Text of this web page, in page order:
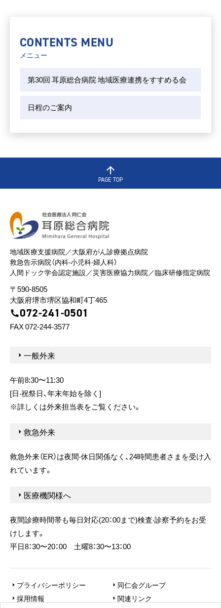
CONTENTS MENU
メニュー
第30回 耳原総合病院 地域医療連携をすすめる会
日程のご案内
PAGE TOP
地域医療⽀援病院／⼤阪府がん診療拠点病院
救急告⽰病院（内科‧⼩児科‧婦⼈科）
⼈間ドック学会認定施設／災害医療協⼒病院／臨床研修指定病院
〒590-8505
⼤阪府堺市堺区協和町4丁465
072-241-0501
FAX 072-244-3577
⼀般外来
午前8:30〜11:30
[⽇‧祝祭⽇、年末年始を除く]
※詳しくは外来担当表をご覧ください。
救急外来
救急外来（ER）は夜間‧休⽇関係なく、24時間患者さまを受け⼊
れています。
医療機関様へ
夜間診療時間帯も毎⽇対応(20：00まで)検査‧診察予約をお受
けします。
平⽇8：30〜20：00 ⼟曜8：30〜13：00
プライバシーポリシー
同仁会グループ
採用情報
関連リンク